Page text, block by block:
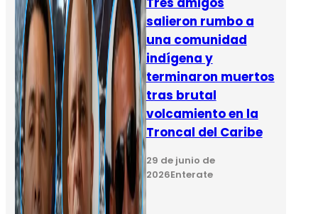
salieron rumbo a
una comunidad
indígena y
terminaron muertos
tras brutal
volcamiento en la
Troncal del Caribe
29 de junio de
2026Enterate